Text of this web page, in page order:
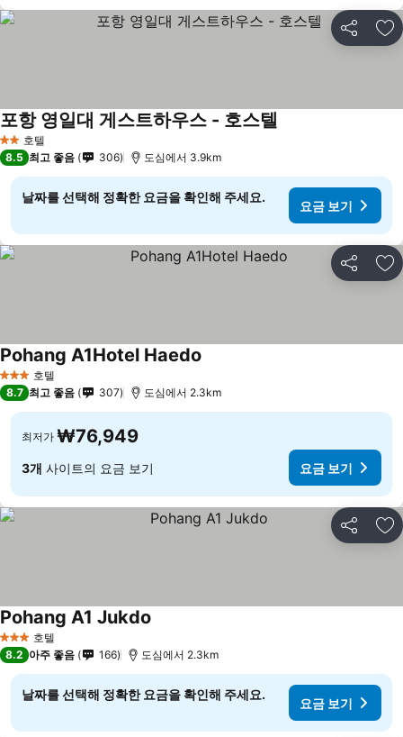
공유 즐
2 성급호텔
포항 영일대 게스트하우스 - 호스텔
8.5 최고 좋음 306 도심에서 3.9km
날짜를 선택해 정확한 요금을 확인해 주세요.
요금 보기
공유 즐
3 성급 호텔
Pohang A1Hotel Haedo
8.7 최고 좋음 307 도심에서 2.3km
최저가 ₩76,949
3개 사이트의 요금 보기 요금 보기
공유 즐
3 성급 호텔
Pohang A1 Jukdo
8.2 아주 좋음 166 도심에서 2.3km
날짜를 선택해 정확한 요금을 확인해 주세요.
요금 보기